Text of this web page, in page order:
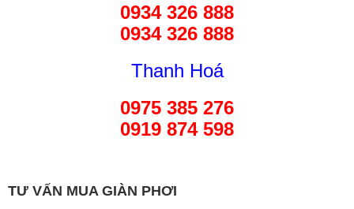
0934 326 888
0934 326 888
Thanh Hoá
0975 385 276
0919 874 598
TƯ VẤN MUA GIÀN PHƠI